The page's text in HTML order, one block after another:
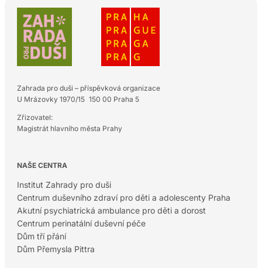
Zahrada pro duši – příspěvková organizace
U Mrázovky 1970/15 150 00 Praha 5
Zřizovatel:
Magistrát hlavního města Prahy
NAŠE CENTRA
Institut Zahrady pro duši
Centrum duševního zdraví pro děti a adolescenty Praha
Akutní psychiatrická ambulance pro děti a dorost
Centrum perinatální duševní péče
Dům tří přání
Dům Přemysla Pittra